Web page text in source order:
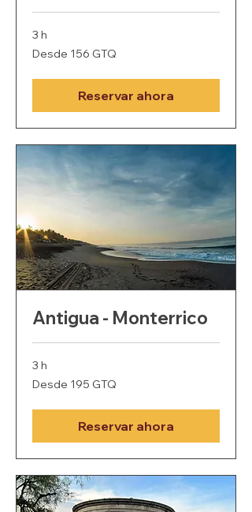
3 h
Desde
156
Desde 156 GTQ
Reservar ahora
Antigua - Monterrico
3 h
Desde
195
Desde 195 GTQ
Reservar ahora